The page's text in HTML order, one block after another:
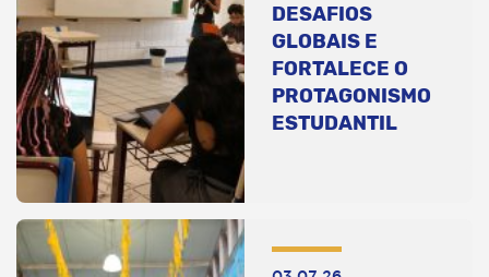
DESAFIOS
GLOBAIS E
FORTALECE O
PROTAGONISMO
ESTUDANTIL